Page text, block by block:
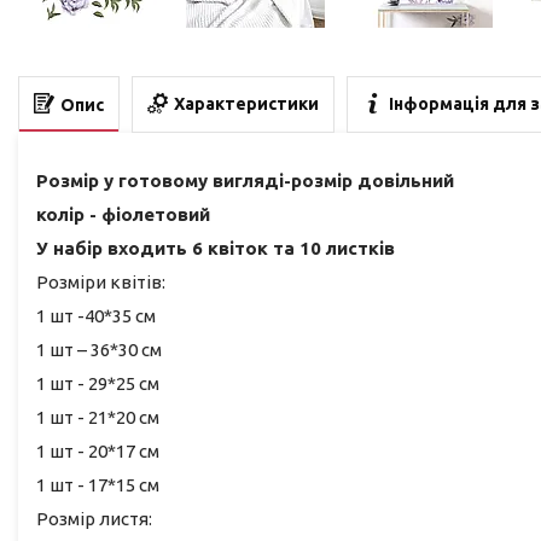
Опис Характеристики Інформація для
Розмір у готовому вигляді-розмір довільний
колір - фіолетовий
У набір входить 6 квіток та 10 листків
Розміри квітів:
1 шт -40*35 см
1 шт – 36*30 см
1 шт - 29*25 см
1 шт - 21*20 см
1 шт - 20*17 см
1 шт - 17*15 см
Розмір листя: